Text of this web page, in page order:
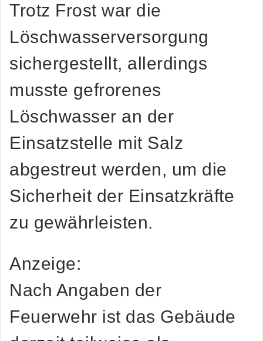
Trotz Frost war die
Löschwasserversorgung
sichergestellt, allerdings
musste gefrorenes
Löschwasser an der
Einsatzstelle mit Salz
abgestreut werden, um die
Sicherheit der Einsatzkräfte
zu gewährleisten.
Anzeige:
Nach Angaben der
Feuerwehr ist das Gebäude